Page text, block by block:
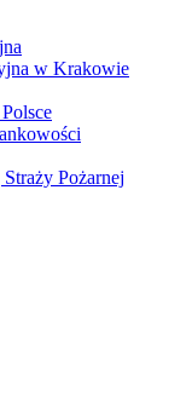
w Krakowie
Pożarnej